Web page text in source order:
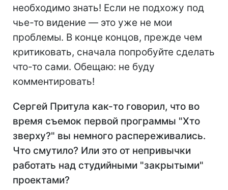
необходимо знать! Если не подхожу под
чье-то видение — это уже не мои
проблемы. В конце концов, прежде чем
критиковать, сначала попробуйте сделать
что-то сами. Обещаю: не буду
комментировать!
Сергей Притула как-то говорил, что во
время съемок первой программы "Хто
зверху?" вы немного распереживались.
Что смутило? Или это от непривычки
работать над студийными "закрытыми"
проектами?